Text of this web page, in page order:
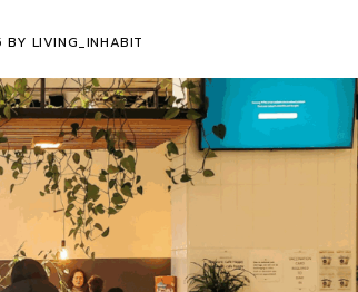
BY LIVING_INHABIT